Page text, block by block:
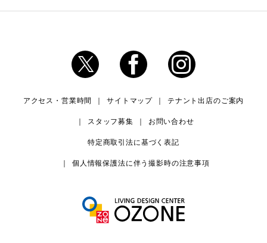
アクセス・営業時間 サイトマップ テナント出店のご案内
スタッフ募集 お問い合わせ
特定商取引法に基づく表記
個人情報保護法に伴う撮影時の注意事項